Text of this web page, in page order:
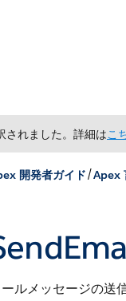
されました。詳細はこ
開発者ガイド/Apex
ルメッセージの送